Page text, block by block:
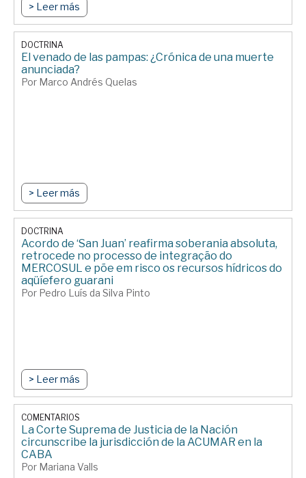
> Leer más
DOCTRINA
El venado de las pampas: ¿Crónica de una muerte
anunciada?
Por Marco Andrés Quelas
> Leer más
DOCTRINA
Acordo de ‘San Juan’ reafirma soberania absoluta,
retrocede no processo de integração do
MERCOSUL e põe em risco os recursos hídricos do
aqüíefero guarani
Por Pedro Luís da Silva Pinto
> Leer más
COMENTARIOS
La Corte Suprema de Justicia de la Nación
circunscribe la jurisdicción de la ACUMAR en la
CABA
Por Mariana Valls